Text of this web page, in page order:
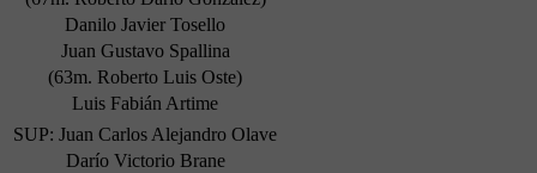
Danilo Javier Tosello
Juan Gustavo Spallina
(63m. Roberto Luis Oste)
Luis Fabián Artime
SUP: Juan Carlos Alejandro Olave
Darío Victorio Brane